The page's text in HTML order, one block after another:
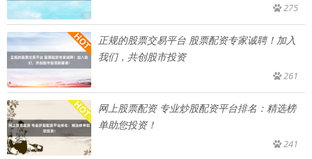
275
正规的股票交易平台 股票配资专家诚聘！加入
我们，共创股市投资
261
网上股票配资 专业炒股配资平台排名：精选榜
单助您投资！
241